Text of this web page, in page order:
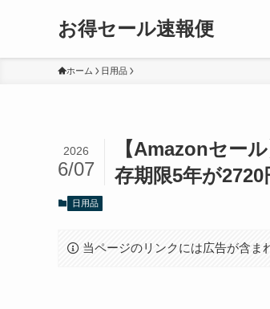
お得セール速報便
ホーム 日用品
【Amazonセー
存期限5年が2720
2026
6/07
日用品
当ページのリンクには広告が含ま